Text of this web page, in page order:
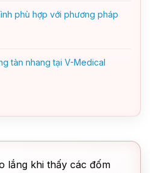
phù hợp với phương pháp
tàn nhang tại V-Medical
lắng khi thấy các đốm